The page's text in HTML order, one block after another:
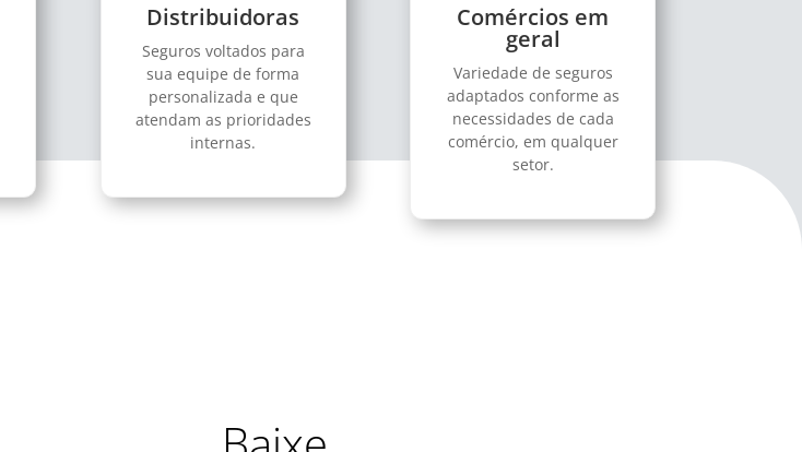
Distribuidoras
Seguros voltados para
sua equipe de forma
personalizada e que
atendam as prioridades
internas.
Comércios em
geral
Variedade de seguros
adaptados conforme as
necessidades de cada
comércio, em qualquer
setor.